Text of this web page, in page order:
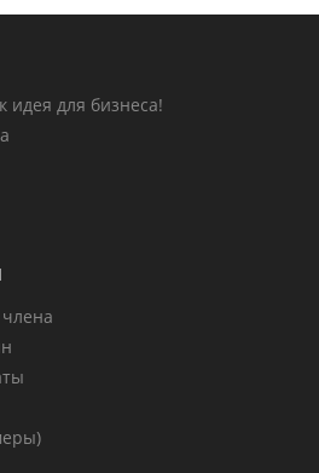
идея для бизнеса!